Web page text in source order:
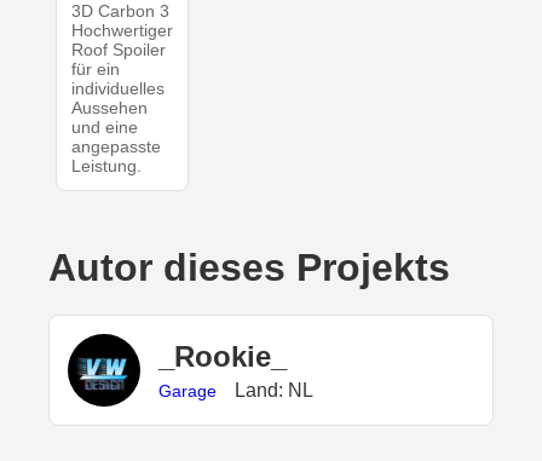
3D Carbon 3
Hochwertiger
Roof Spoiler
für ein
individuelles
Aussehen
und eine
angepasste
Leistung.
Autor dieses Projekts
_Rookie_
Garage Land: NL